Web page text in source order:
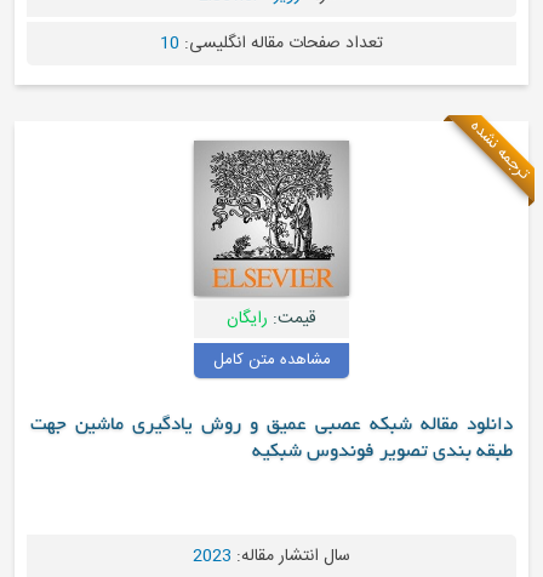
تعداد صفحات مقاله انگلیسی:10
رایگان
مشاهده متن کامل
مقاله شبکه عصبی عمیق و روش یادگیری ماشین جهت
تصویر فوندوس شبکیه
سال انتشار مقاله:2023